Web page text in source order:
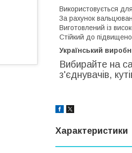
Використовується
За рахунок
Виготовлений із
Стійкий до
Український
Вибирайте на
з'єднувачів,
Характеристики